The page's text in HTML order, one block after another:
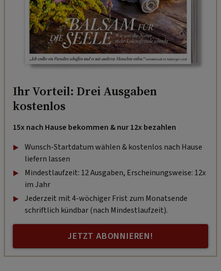
Ihr Vorteil: Drei Ausgaben
kostenlos
15x nach Hause bekommen & nur 12x bezahlen
Wunsch-Startdatum wählen & kostenlos nach Hause
liefern lassen
Mindestlaufzeit: 12 Ausgaben, Erscheinungsweise: 12x
im Jahr
Jederzeit mit 4-wöchiger Frist zum Monatsende
schriftlich kündbar (nach Mindestlaufzeit).
JETZT ABONNIEREN!